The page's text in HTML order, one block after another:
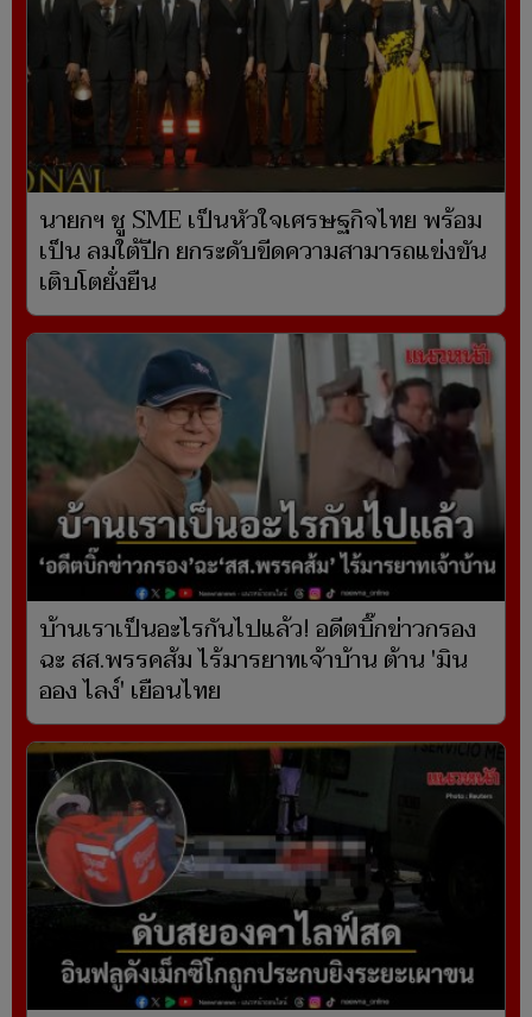
นายกฯ ชู SME เป็นหัวใจเศรษฐกิจไทย พร้อม
เป็น ลมใต้ปีก ยกระดับขีดความสามารถแข่งขัน
เติบโตยั่งยืน
บ้านเราเป็นอะไรกันไปแล้ว! อดีตบิ๊กข่าวกรอง
ฉะ สส.พรรคส้ม ไร้มารยาทเจ้าบ้าน ต้าน 'มิน
ออง ไลง์' เยือนไทย